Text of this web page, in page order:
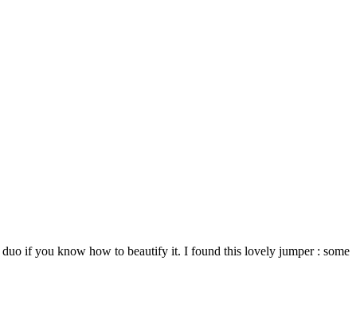
if you know how to beautify it. I found this lovely jumper : some